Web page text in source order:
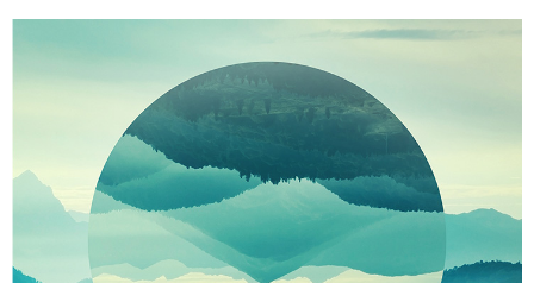
1.分期款項不併入電信帳單，「大哥付你分期」於每月結算日後寄送繳費提
2.透過簡訊連結打開帳單後，可選擇「超商條碼／台灣大直營門市／銀行轉
帳／街口支付／iPASS MONEY」等通路繳費。
【注意事項】
1.本服務係由「台灣大哥大股份有限公司」（以下簡稱本公司）所提供，讓
用戶於交易時，得透過本服務購買商品或服務，並由商店將買賣／分期付款
買賣價金債權讓與本公司後，依約使用本公司帳單繳交帳款。
2.基於同意付款使用「大哥付你分期」之契約關係目的，商店將以您的個人
【「AFTEE先享後付」結帳流程】
１．於結帳方式選擇「AFTEE先享後付」後，將跳轉至「AFTEE先享後付」
結帳頁面，進行簡訊認證並確認金額後，即可完成結帳。
２．訂單成立數日內，您將收到繳費通知簡訊。
３．收到繳費通知簡訊後14天內，點擊此簡訊中的連結，可透過四大超商／
ATM／網路銀行／等多元方式進行付款，方視為交易完成。
※ 請注意：結帳手續完成當下不需立刻繳費，但若您需要取消訂單，請聯絡
購買商品的店家。未經商家同意取消之訂單仍視為有效，需透過AFTEE先享
※ 交易是否成功請以「AFTEE先享後付 」之結帳頁面顯示為準，若有關於
每筆NT$100，滿NT$1,000(含以上)免運費
❌未開放，選取系統將直接取消訂單❌
每筆NT$999
⭕超取僅提供付款後7-11取貨
每筆NT$100，滿NT$1,000(含以上)免運費
黑貓宅配｜線上支付